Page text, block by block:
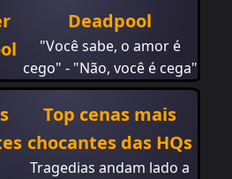
Deadpool
"Você sabe, o amor é
cego" - "Não, você é cega"
Top cenas mais
chocantes das HQs
Tragedias andam lado a